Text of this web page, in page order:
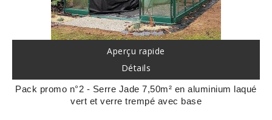
Aperçu rapide
Détails
Pack promo n°2 - Serre Jade 7,50m² en aluminium laqué
vert et verre trempé avec base